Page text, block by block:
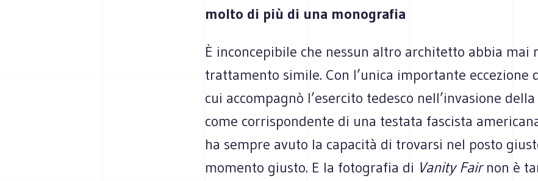
molto di più di una monografia
È inconcepibile che nessun altro architetto abbia mai
trattamento simile. Con l’unica importante eccezione
cui accompagnò l’esercito tedesco nell’invasione
come corrispondente di una testata fascista
ha sempre avuto la capacità di trovarsi nel posto
momento giusto. E la fotografia di Vanity Fairnon è